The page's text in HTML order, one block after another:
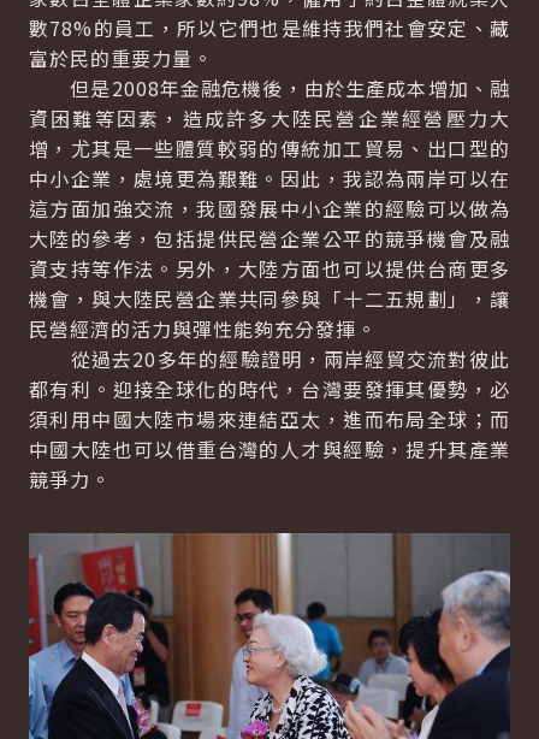
數78%的員工，所以它們也是維持我們社會安定、藏
富於民的重要力量。
但是2008年金融危機後，由於生產成本增加、融
資困難等因素，造成許多大陸民營企業經營壓力大
增，尤其是一些體質較弱的傳統加工貿易、出口型的
中小企業，處境更為艱難。因此，我認為兩岸可以在
這方面加強交流，我國發展中小企業的經驗可以做為
大陸的參考，包括提供民營企業公平的競爭機會及融
資支持等作法。另外，大陸方面也可以提供台商更多
機會，與大陸民營企業共同參與「十二五規劃」，讓
民營經濟的活力與彈性能夠充分發揮。
從過去20多年的經驗證明，兩岸經貿交流對彼此
都有利。迎接全球化的時代，台灣要發揮其優勢，必
須利用中國大陸市場來連結亞太，進而布局全球；而
中國大陸也可以借重台灣的人才與經驗，提升其產業
競爭力。